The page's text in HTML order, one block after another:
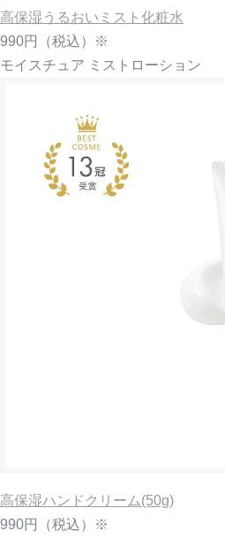
高保湿うるおいミスト化粧水
990円
（税込）※
モイスチュア ミストローション
高保湿ハンドクリーム(50g)
990円
（税込）※